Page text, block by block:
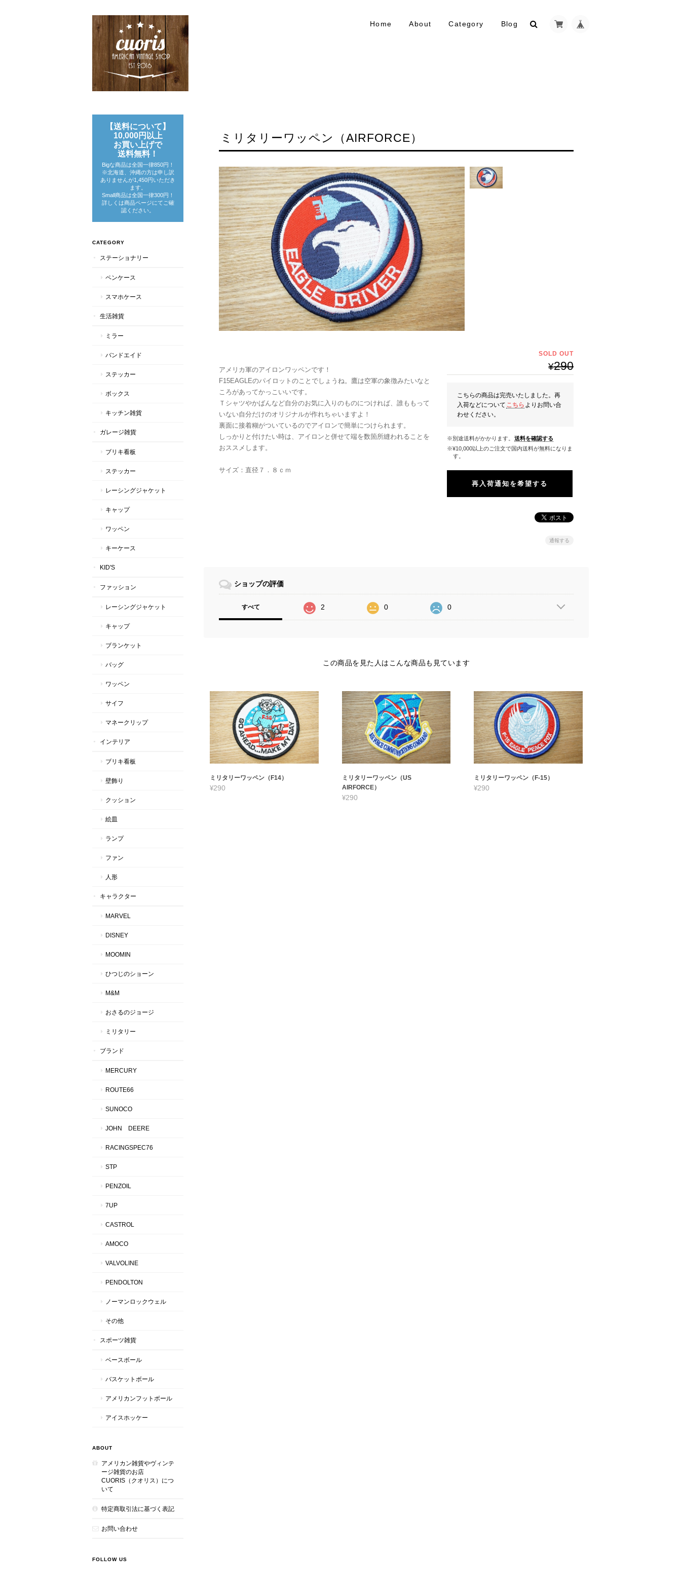
Home About Category Blog
ミリタリーワッペン（AIRFORCE）
アメリカ軍のアイロンワッペンです！
F15EAGLEのパイロットのことでしょうね。鷹は空軍の象徴みたいなと
ころがあってかっこいいです。
Ｔシャツやかばんなど自分のお気に入りのものにつければ、誰ももって
いない自分だけのオリジナルが作れちゃいますよ！
裏面に接着糊がついているのでアイロンで簡単につけられます。
しっかりと付けたい時は、アイロンと併せて端を数箇所縫われることを
おススメします。
サイズ：直径７．８ｃｍ
SOLD OUT
¥290
こちらの商品は完売いたしました。再
入荷などについて こちら よりお問い合
わせください。
※別途送料がかかります。 送料を確認する
※¥10,000以上のご注文で国内送料が無料になりま
す。
再入荷通知を希望する
通報する
ショップの評価
すべて 2 0 0
この商品を見た人はこんな商品も見ています
ミリタリーワッペン（F14）
¥290
ミリタリーワッペン（US
AIRFORCE）
¥290
ミリタリーワッペン（F-15）
¥290
【送料について】
10,000円以上
お買い上げで
送料無料！
Bigな商品は全国一律850円！
※北海道、沖縄の方は申し訳
ありませんが1,450円いただき
ます。
Small商品は全国一律300円！
詳しくは商品ページにてご確
認ください。
CATEGORY
ステーショナリー
ペンケース
スマホケース
生活雑貨
ミラー
バンドエイド
ステッカー
ボックス
キッチン雑貨
ガレージ雑貨
ブリキ看板
ステッカー
レーシングジャケット
キャップ
ワッペン
キーケース
KID'S
ファッション
レーシングジャケット
キャップ
ブランケット
バッグ
ワッペン
サイフ
マネークリップ
インテリア
ブリキ看板
壁飾り
クッション
絵皿
ランプ
ファン
人形
キャラクター
MARVEL
DISNEY
MOOMIN
ひつじのショーン
M&M
おさるのジョージ
ミリタリー
ブランド
MERCURY
ROUTE66
SUNOCO
JOHN DEERE
RACINGSPEC76
STP
PENZOIL
7UP
CASTROL
AMOCO
VALVOLINE
PENDOLTON
ノーマンロックウェル
その他
スポーツ雑貨
ベースボール
バスケットボール
アメリカンフットボール
アイスホッケー
ABOUT
アメリカン雑貨やヴィンテ
ージ雑貨のお店
CUORIS（クオリス）につ
いて
特定商取引法に基づく表記
お問い合わせ
FOLLOW US